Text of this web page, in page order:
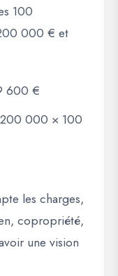
100
000 € et
600 €
000 × 100
les charges,
copropriété,
une vision